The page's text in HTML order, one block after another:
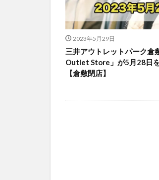
2023年5月29日
三井アウトレットパーク倉
Outlet Store」が5月28日
【倉敷閉店】